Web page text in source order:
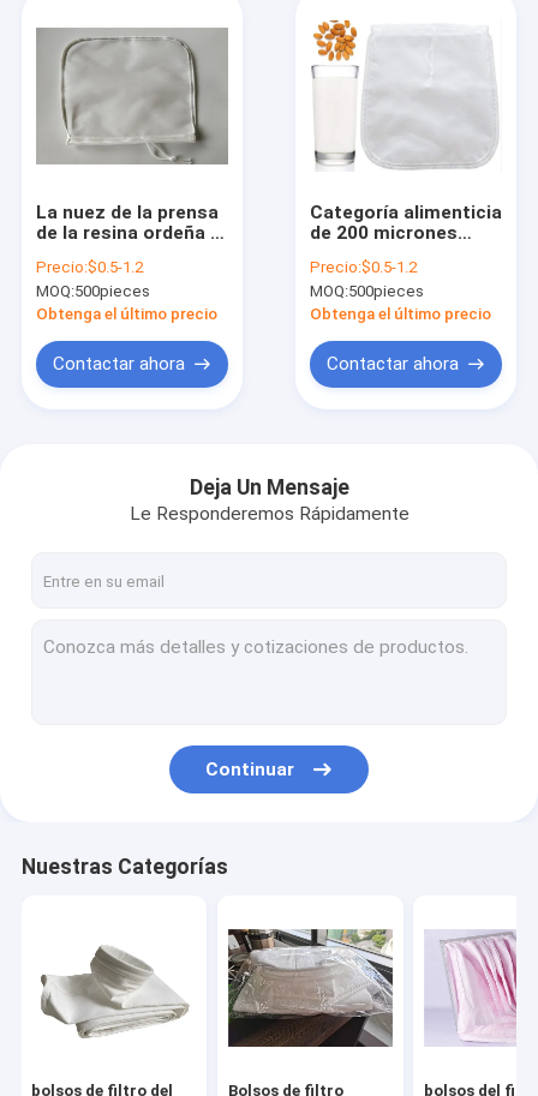
Sobre nosotros
Visita a la fábrica
bolsos del filtro de aire
Tela filtrante sentida aguja
La nuez de la prensa
de la resina ordeña la
Mesh Filter Bag Five
Stitching
Precio:$0.5-1.2
MOQ:500pieces
Obtenga el último precio
Contactar ahora
Categoría alimenticia
de 200 micrones
Nylon Mesh Filter
Bag For Milk
Precio:$0.5-1.2
MOQ:500pieces
Obtenga el último precio
Contactar ahora
Deja Un Mensaje
Le Responderemos Rápidamente
Continuar
Nuestras Categorías
bolsos de filtro del Bolsos de filtro bolsos del